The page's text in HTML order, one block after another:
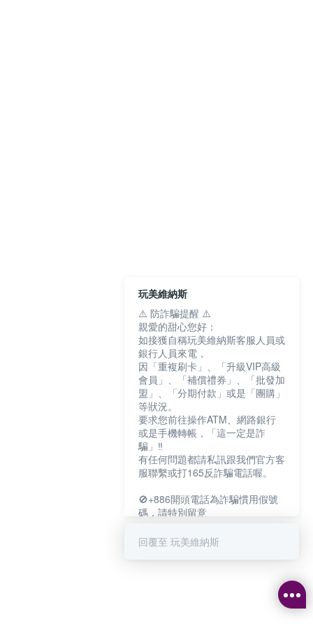
玩美維納斯
⚠️ 防詐騙提醒 ⚠️
親愛的甜心您好：
如接獲自稱玩美維納斯客服人員或
銀行人員來電，
因「重複刷卡」、「升級VIP高級
會員」、「補償禮券」、「批發加
盟」、「分期付款」或是「團購」
等狀況。
要求您前往操作ATM、網路銀行
或是手機轉帳，「這一定是詐
騙」‼️
有任何問題都請私訊跟我們官方客
服聯繫或打165反詐騙電話喔。
🚫+886開頭電話為詐騙慣用假號
碼，請特別留意
如何聯繫玩美維納斯客服?
可點擊下方對話框 "回覆 玩美維納
回覆至 玩美維納斯